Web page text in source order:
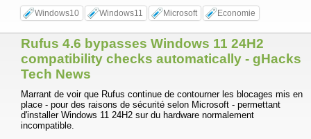
Windows10 Windows11 Microsoft Economie
Rufus 4.6 bypasses Windows 11 24H2
compatibility checks automatically - gHacks
Tech News
Marrant de voir que Rufus continue de contourner les blocages mis en
place - pour des raisons de sécurité selon Microsoft - permettant
d'installer Windows 11 24H2 sur du hardware normalement
incompatible.